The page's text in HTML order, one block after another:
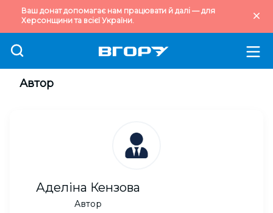
Ваш донат допомагає нам працювати й далі — для
Херсонщини та всієї України.
Автор
Аделіна Кензова
Автор